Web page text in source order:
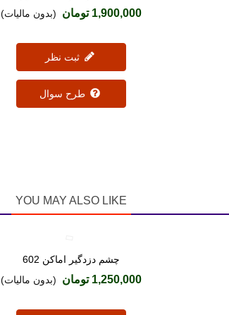
1,900,000 تومان (بدون مالیات)
ثبت نظر
طرح سوال
YOU MAY ALSO LIKE
دوست داشتن
چشم دزدگیر اماکن 602
1,250,000 تومان (بدون مالیات)